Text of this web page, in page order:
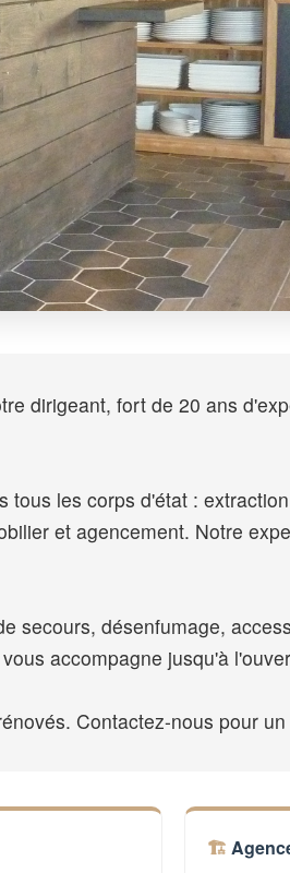
dirigeant, fort de 20 ans
les corps d'état :
et agencement. Notre
secours, désenfumage,
accompagne jusqu'à
Contactez-nous pour